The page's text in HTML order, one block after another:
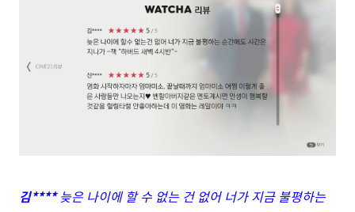
김****늦은 나이에 할 수 없는 건 없어 너가 지금 불평하는